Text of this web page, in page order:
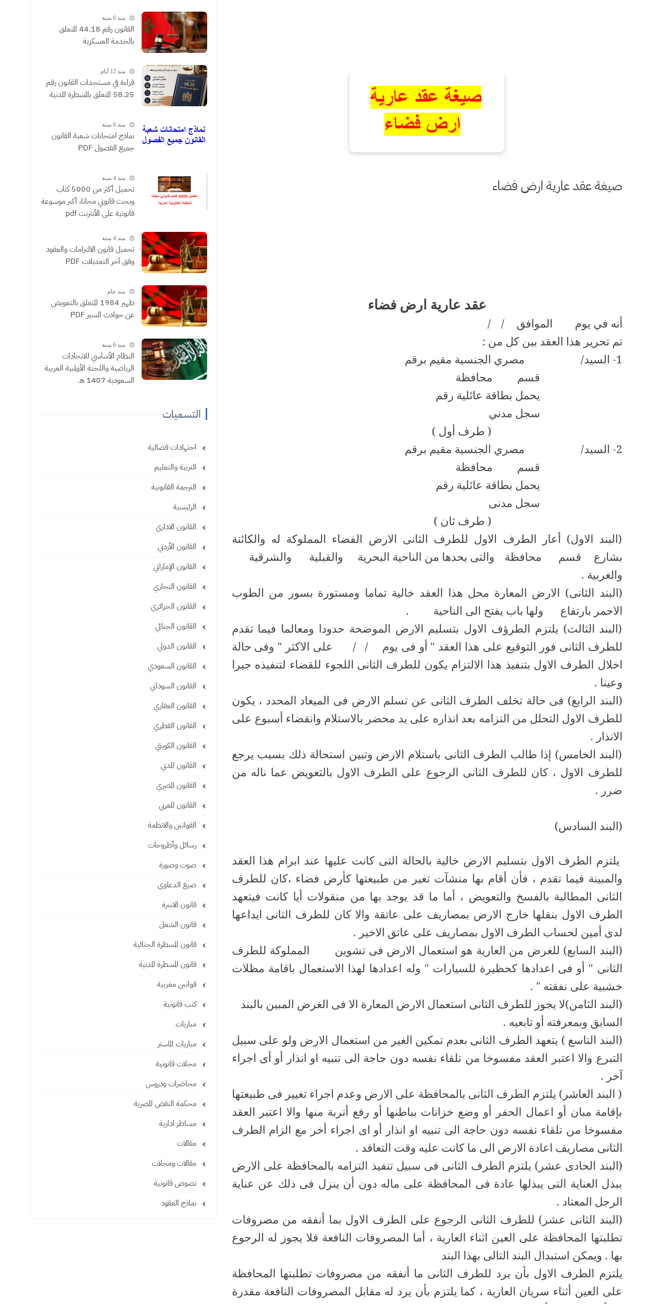
صيغة عقد عارية ارض فضاء
عقد عارية ارض فضاء
أنه في يوم الموافق /
/
تم تحرير هذا العقد بين كل من :
1- السيد/
مصري الجنسية مقيم برقم
قسم
محافظة
يحمل بطاقة عائلية رقم
سجل مدني
( طرف أول )
2- السيد/
مصري الجنسية مقيم برقم
قسم
محافظة
يحمل بطاقة عائلية رقم
سجل مدنى
( طرف ثان )
(البند الاول) أعار الطرف الاول للطرف الثانى الارض الفضاء المملوكة له والكائنة
بشارع
قسم محافظة والتى يحدها من الناحية البحرية والقبلية
والشرقية
والغربية .
(البند الثانى) الارض المعارة محل هذا العقد خالية تماما ومستورة بسور من الطوب
الاحمر بارتفاع
ولها باب يفتح الى الناحية
.
(البند الثالث) يلتزم الطرؤف الاول بتسليم الارض الموضحة حدودا ومعالما فيما تقدم
للطرف الثانى فور التوقيع على هذا العقد " أو فى يوم
/
/
على الاكثر " وفى حالة
اخلال الطرف الاول بتنفيذ هذا الالتزام يكون للطرف الثانى اللجوء للقضاء لتنفيذه جبرا
وعينا .
(البند الرابع) فى حالة تخلف الطرف الثانى عن تسلم الارض فى الميعاد المحدد ، يكون
للطرف الاول التحلل من التزامه بعد انذاره على يد محضر بالاستلام وانقضاء أسبوع على
الانذار .
(البند الخامس) إذا طالب الطرف الثانى باستلام الارض وتبين استحالة ذلك بسبب يرجع
للطرف الاول ، كان للطرف الثانى الرجوع على الطرف الاول بالتعويض عما ناله من
ضرر .
(البند السادس)
يلتزم الطرف الاول بتسليم الارض خالية بالحالة التى كانت عليها عند ابرام هذا العقد
والمبينة فيما تقدم ، فأن أقام بها منشآت تغير من طبيعتها كأرض فضاء ،كان للطرف
الثانى المطالبة بالفسخ والتعويض ، أما ما قد يوجد بها من منقولات أيا كانت فيتعهد
الطرف الاول بنقلها خارج الارض بمصاريف على عاتقة والا كان للطرف الثانى ايداعها
لدى أمين لحساب الطرف الاول بمصاريف على عاتق الاخير .
(البند السابع) للغرض من العارية هو استعمال الارض فى تشوين
المملوكة للطرف
الثانى " أو فى اعدادها كحظيرة للسيارات " وله اعدادها لهذا الاستعمال باقامة مظلات
خشبية على نفقته " .
(البند الثامن)لا يجوز للطرف الثانى استعمال الارض المعارة الا فى الغرض المبين بالبند
السابق وبمعرفته أو تابعيه .
(البند التاسع ) يتعهد الطرف الثانى بعدم تمكين الغير من استعمال الارض ولو على سبيل
التبرع والا اعتبر العقد مفسوخا من تلقاء نفسه دون حاجة الى تنبيه او انذار أو أى اجراء
آخر .
( البند العاشر) يلتزم الطرف الثانى بالمحافظة على الارض وعدم اجراء تغيير فى طبيعتها
بإقامة مبان أو اعمال الحفر أو وضع خزانات بباطنها أو رفع أتربة منها والا اعتبر العقد
مفسوخا من تلقاء نفسه دون حاجة الى تنبيه او انذار أو اى اجراء أخر مع الزام الطرف
الثانى مصاريف اعادة الارض الى ما كانت عليه وقت التعاقد .
(البند الحادى عشر) يلتزم الطرف الثانى فى سبيل تنفيذ التزامه بالمحافظة على الارض
ببذل العناية التى يبذلها عادة فى المحافظة على ماله دون أن ينزل فى ذلك عن عناية
الرجل المعتاد .
(البند الثانى عشر) للطرف الثانى الرجوع على الطرف الاول بما أنفقه من مصروفات
تطلبتها المحافظة على العين اثناء العارية ، أما المصروفات النافعة فلا يجوز له الرجوع
بها . ويمكن استبدال البند التالى بهذا البند
يلتزم الطرف الاول بأن يرد للطرف الثانى ما أنفقه من مصروفات تطلبتها المحافظة
على العين أثناء سريان العارية ، كما يلتزم بأن يرد له مقابل المصروفات النافعة مقدرة
الموثقون
منذ 6 سنة
القانون رقم 44.18 المتعلق
بالخدمة العسكرية
منذ 12 أيام
​قراءة في مستجدات القانون رقم
58.25 المتعلق بالمسطرة المدنية
منذ 6 سنة
نماذج امتحانات شعبة القانون
جميع الفصول PDF
منذ 4 سنة
تحميل أكثر من 5000 كتاب
وبحث قانوني مجانا، أكبر موسوعة
قانونية على الأنترنت pdf
منذ 4 سنة
تحميل قانون الالتزامات والعقود
وفق آخر التعديلات PDF
منذ عام
ظهير 1984 المتعلق بالتعويض
عن حوادث السير PDF
منذ 6 سنة
النظام الأساسي للاتحادات
الرياضية واللجنة الأولمبية العربية
السعودية 1407 هـ
التسميات
اجتهادات قضائية
التربية والتعليم
الترجمة القانونية
الرئيسية
القانون الاداري
القانون الأردني
القانون الإماراتي
القانون التجاري
القانون الجزائري
القانون الجنائي
القانون الدولي
القانون السعودي
القانون السوداني
القانون العقاري
القانون القطري
القانون الكويتي
القانون المدني
القانون المصري
القانون المغربي
القوانين والانظمة
رسائل وأطروحات
صوت وصورة
صيغ الدعاوى
قانون الاسرة
قانون الشغل
قانون المسطرة الجنائية
قانون المسطرة المدنية
قوانين مغربية
كتب قانونية
مباريات
مباريات الماستر
مجلات قانونية
محاضرات ودروس
محكمة النقض المصرية
مساطر ادارية
مقالات
مقالات ومجلات
نصوص قانونية
نماذج العقود